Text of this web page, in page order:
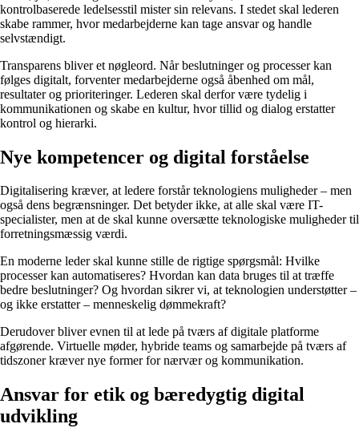
kontrolbaserede ledelsesstil mister sin relevans. I stedet skal lederen
skabe rammer, hvor medarbejderne kan tage ansvar og handle
selvstændigt.
Transparens bliver et nøgleord. Når beslutninger og processer kan
følges digitalt, forventer medarbejderne også åbenhed om mål,
resultater og prioriteringer. Lederen skal derfor være tydelig i
kommunikationen og skabe en kultur, hvor tillid og dialog erstatter
kontrol og hierarki.
Nye kompetencer og digital forståelse
Digitalisering kræver, at ledere forstår teknologiens muligheder – men
også dens begrænsninger. Det betyder ikke, at alle skal være IT-
specialister, men at de skal kunne oversætte teknologiske muligheder til
forretningsmæssig værdi.
En moderne leder skal kunne stille de rigtige spørgsmål: Hvilke
processer kan automatiseres? Hvordan kan data bruges til at træffe
bedre beslutninger? Og hvordan sikrer vi, at teknologien understøtter –
og ikke erstatter – menneskelig dømmekraft?
Derudover bliver evnen til at lede på tværs af digitale platforme
afgørende. Virtuelle møder, hybride teams og samarbejde på tværs af
tidszoner kræver nye former for nærvær og kommunikation.
Ansvar for etik og bæredygtig digital
udvikling